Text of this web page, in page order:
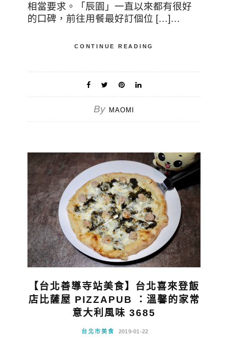
相當要求。「辰園」一直以來都有很好
的口碑，前往用餐最好訂個位 […]…
CONTINUE READING
By MAOMI
【台北善導寺站美食】台北喜來登飯
店比薩屋 PIZZAPUB ：溫馨的家常
意大利風味 3685
台北市美食 2019-01-22